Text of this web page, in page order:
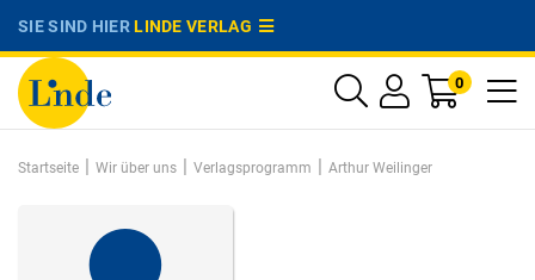
SIE SIND HIERLINDE VERLAG
0
Startseite | Wir über uns | Verlagsprogramm | Arthur Weilinger